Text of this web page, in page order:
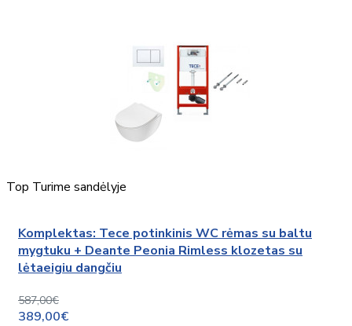
Top Turime sandėlyje
Komplektas: Tece potinkinis WC rėmas su baltu
mygtuku + Deante Peonia Rimless klozetas su
lėtaeigiu dangčiu
587,00€
389,00€